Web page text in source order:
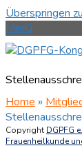
Überspringen
Menü
Home »
Copyright DGPFG
Frauenheilkunde